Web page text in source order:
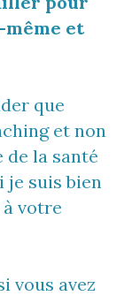
et
que
et non
de la santé
je suis bien
votre
vous avez